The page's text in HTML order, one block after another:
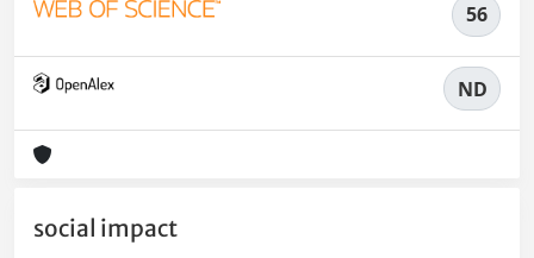
56
ND
social impact